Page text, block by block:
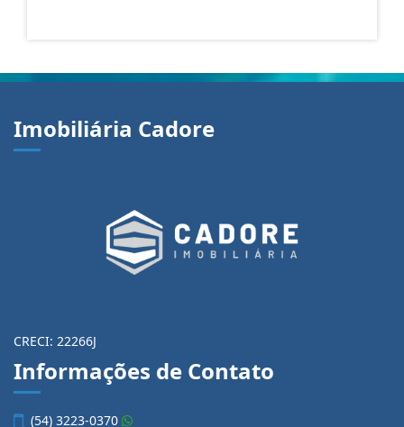
Imobiliária Cadore
CRECI: 22266J
Informações de Contato
(54) 3223-0370